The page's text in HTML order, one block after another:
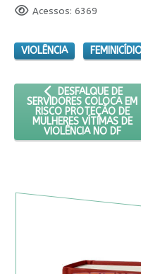
Acessos: 6369
VIOLÊNCIA
ARTIGO ANTERIOR:
DESFALQUE DE
SERVIDORES COLOCA EM
RISCO PROTEÇÃO DE
MULHERES VÍTIMAS DE
VIOLÊNCIA NO DF